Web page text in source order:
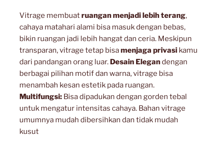
Vitrage membuatruangan menjadi lebih terang,
cahaya matahari alami bisa masuk dengan bebas,
bikin ruangan jadi lebih hangat dan ceria. Meskipun
transparan, vitrage tetap bisamenjaga privasi kamu
dari pandangan orang luar. Desain Elegandengan
berbagai pilihan motif dan warna, vitrage bisa
menambah kesan estetik pada ruangan.
Multifungsi: Bisa dipadukan dengan gorden tebal
untuk mengatur intensitas cahaya. Bahan vitrage
umumnya mudah dibersihkan dan tidak mudah
kusut